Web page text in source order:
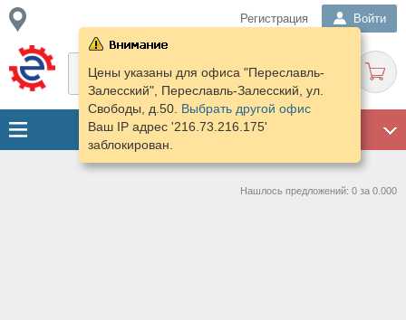
Регистрация Войти
Цены указаны для офиса "Переславль-
Залесский", Переславль-Залесский, ул.
Свободы, д.50. Выбрать другой офис
Ваш IP адрес '216.73.216.175'
заблокирован.
Нашлось предложений: 0 за 0.000